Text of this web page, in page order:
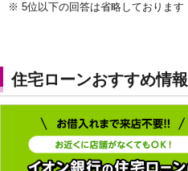
※ 5位以下の回答は省略しております
住宅ローンおすすめ情報